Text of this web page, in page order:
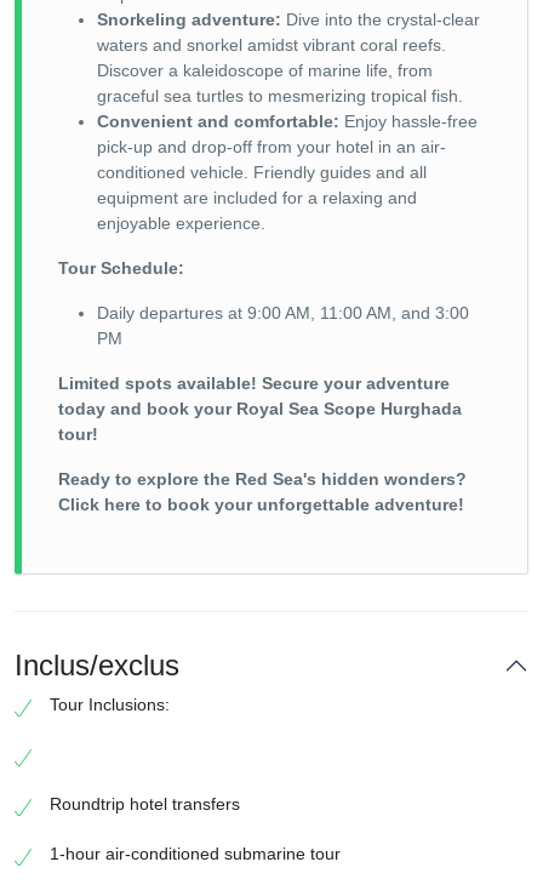
Snorkeling adventure: Dive into the crystal-clear
waters and snorkel amidst vibrant coral reefs.
Discover a kaleidoscope of marine life, from
graceful sea turtles to mesmerizing tropical fish.
Convenient and comfortable: Enjoy hassle-free
pick-up and drop-off from your hotel in an air-
conditioned vehicle. Friendly guides and all
equipment are included for a relaxing and
enjoyable experience.
Tour Schedule:
Daily departures at 9:00 AM, 11:00 AM, and 3:00
PM
Limited spots available! Secure your adventure
today and book your Royal Sea Scope Hurghada
tour!
Ready to explore the Red Sea's hidden wonders?
Click here to book your unforgettable adventure!
Inclus/exclus
Tour Inclusions:
Roundtrip hotel transfers
1-hour air-conditioned submarine tour